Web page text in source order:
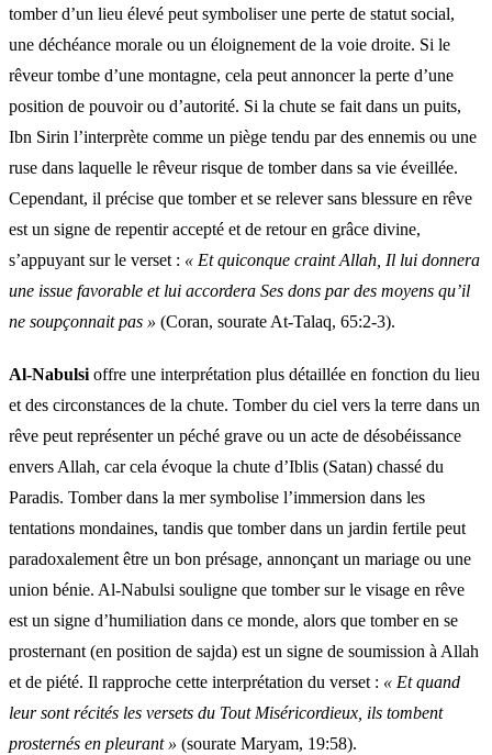
tomber d’un lieu élevé peut symboliser une perte de statut social,
une déchéance morale ou un éloignement de la voie droite. Si le
rêveur tombe d’une montagne, cela peut annoncer la perte d’une
position de pouvoir ou d’autorité. Si la chute se fait dans un puits,
Ibn Sirin l’interprète comme un piège tendu par des ennemis ou une
ruse dans laquelle le rêveur risque de tomber dans sa vie éveillée.
Cependant, il précise que tomber et se relever sans blessure en rêve
est un signe de repentir accepté et de retour en grâce divine,
s’appuyant sur le verset : « Et quiconque craint Allah, Il lui donnera
une issue favorable et lui accordera Ses dons par des moyens qu’il
ne soupçonnait pas » (Coran, sourate At-Talaq, 65:2-3).
Al-Nabulsi offre une interprétation plus détaillée en fonction du lieu
et des circonstances de la chute. Tomber du ciel vers la terre dans un
rêve peut représenter un péché grave ou un acte de désobéissance
envers Allah, car cela évoque la chute d’Iblis (Satan) chassé du
Paradis. Tomber dans la mer symbolise l’immersion dans les
tentations mondaines, tandis que tomber dans un jardin fertile peut
paradoxalement être un bon présage, annonçant un mariage ou une
union bénie. Al-Nabulsi souligne que tomber sur le visage en rêve
est un signe d’humiliation dans ce monde, alors que tomber en se
prosternant (en position de sajda) est un signe de soumission à Allah
et de piété. Il rapproche cette interprétation du verset : « Et quand
leur sont récités les versets du Tout Miséricordieux, ils tombent
prosternés en pleurant » (sourate Maryam, 19:58).